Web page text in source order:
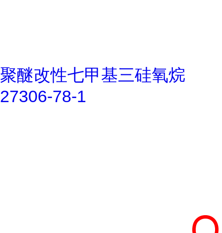
聚醚改性七甲基三硅氧烷
27306-78-1